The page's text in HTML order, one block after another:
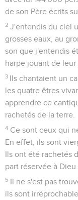
de son Père écrits
2 J'entendis du ciel
grosses eaux, au
son que j'entendis
harpe jouant de leur
3 Ils chantaient un
les quatre êtres
apprendre ce
rachetés de la terre.
4 Ce sont ceux qui
En effet, ils sont
Ils ont été rachetés
part réservée à Dieu
5 Il ne s'est pas
ils sont